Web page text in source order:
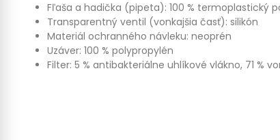
Fľaša a hadička (pipeta): 100 % termoplastický
Transparentný ventil (vonkajšia časť): silikón
Materiál ochranného návleku: neoprén
Uzáver: 100 % polypropylén
Filter: 5 % antibakteriálne uhlíkové vlákno, 71 %